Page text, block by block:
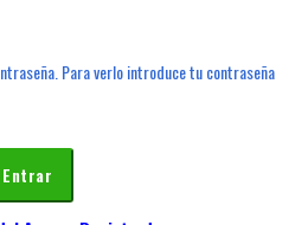
Para verlo introduce tu contraseña